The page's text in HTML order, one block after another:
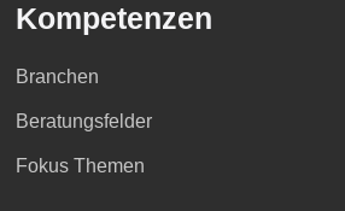
Kompetenzen
Branchen
Beratungsfelder
Fokus Themen